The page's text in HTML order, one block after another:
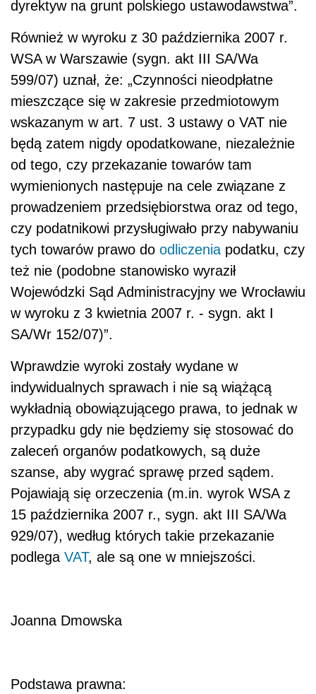
dyrektyw na grunt polskiego ustawodawstwa”.
Również w wyroku z 30 października 2007 r.
WSA w Warszawie (sygn. akt III SA/Wa
599/07) uznał, że: „Czynności nieodpłatne
mieszczące się w zakresie przedmiotowym
wskazanym w art. 7 ust. 3 ustawy o VAT nie
będą zatem nigdy opodatkowane, niezależnie
od tego, czy przekazanie towarów tam
wymienionych następuje na cele związane z
prowadzeniem przedsiębiorstwa oraz od tego,
czy podatnikowi przysługiwało przy nabywaniu
tych towarów prawo do odliczenia podatku, czy
też nie (podobne stanowisko wyraził
Wojewódzki Sąd Administracyjny we Wrocławiu
w wyroku z 3 kwietnia 2007 r. - sygn. akt I
SA/Wr 152/07)”.
Wprawdzie wyroki zostały wydane w
indywidualnych sprawach i nie są wiążącą
wykładnią obowiązującego prawa, to jednak w
przypadku gdy nie będziemy się stosować do
zaleceń organów podatkowych, są duże
szanse, aby wygrać sprawę przed sądem.
Pojawiają się orzeczenia (m.in. wyrok WSA z
15 października 2007 r., sygn. akt III SA/Wa
929/07), według których takie przekazanie
podlega VAT, ale są one w mniejszości.
Joanna Dmowska
Podstawa prawna: